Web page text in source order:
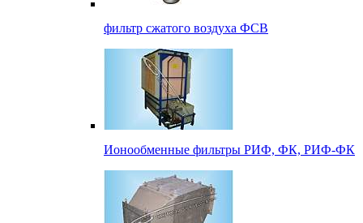
фильтр сжатого воздуха ФСВ
Ионообменные фильтры РИФ, ФК, РИФ-ФК